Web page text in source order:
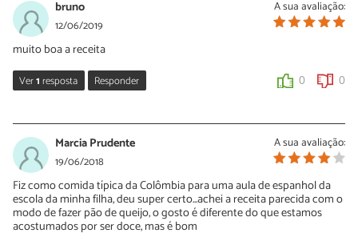
A sua avaliação:
bruno
12/06/2019
muito boa a receita
Ver1resposta Responder 0 0
12/06/2019
Oi Bruno, obrigada pelo seu comentário! Continue preparando
nossas receitas 🙂
0 0
A sua avaliação:
Marcia Prudente
19/06/2018
Fiz como comida típica da Colômbia para uma aula de espanhol da
escola da minha filha, deu super certo...achei a receita parecida com o
modo de fazer pão de queijo, o gosto é diferente do que estamos
acostumados por ser doce, mas é bom